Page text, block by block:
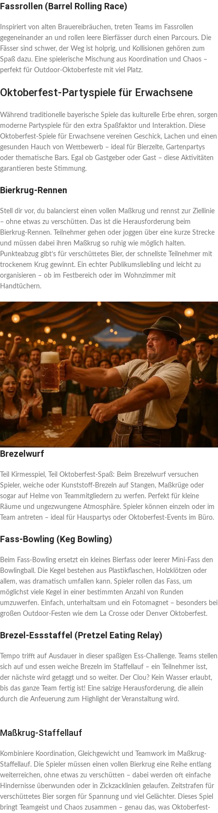
Fassrollen (Barrel Rolling Race)
Inspiriert von alten Brauereibräuchen, treten Teams im Fassrollen
gegeneinander an und rollen leere Bierfässer durch einen Parcours. Die
Fässer sind schwer, der Weg ist holprig, und Kollisionen gehören zum
Spaß dazu. Eine spielerische Mischung aus Koordination und Chaos –
perfekt für Outdoor-Oktoberfeste mit viel Platz.
Oktoberfest-Partyspiele für Erwachsene
Während traditionelle bayerische Spiele das kulturelle Erbe ehren, sorgen
moderne Partyspiele für den extra Spaßfaktor und Interaktion. Diese
Oktoberfest-Spiele für Erwachsene vereinen Geschick, Lachen und einen
gesunden Hauch von Wettbewerb – ideal für Bierzelte, Gartenpartys
oder thematische Bars. Egal ob Gastgeber oder Gast – diese Aktivitäten
garantieren beste Stimmung.
Bierkrug-Rennen
Stell dir vor, du balancierst einen vollen Maßkrug und rennst zur Ziellinie
– ohne etwas zu verschütten. Das ist die Herausforderung beim
Bierkrug-Rennen. Teilnehmer gehen oder joggen über eine kurze Strecke
und müssen dabei ihren Maßkrug so ruhig wie möglich halten.
Punkteabzug gibt’s für verschüttetes Bier, der schnellste Teilnehmer mit
trockenem Krug gewinnt. Ein echter Publikumsliebling und leicht zu
organisieren – ob im Festbereich oder im Wohnzimmer mit
Handtüchern.
Brezelwurf
Teil Kirmesspiel, Teil Oktoberfest-Spaß: Beim Brezelwurf versuchen
Spieler, weiche oder Kunststoff-Brezeln auf Stangen, Maßkrüge oder
sogar auf Helme von Teammitgliedern zu werfen. Perfekt für kleine
Räume und ungezwungene Atmosphäre. Spieler können einzeln oder im
Team antreten – ideal für Hauspartys oder Oktoberfest-Events im Büro.
Fass-Bowling (Keg Bowling)
Beim Fass-Bowling ersetzt ein kleines Bierfass oder leerer Mini-Fass den
Bowlingball. Die Kegel bestehen aus Plastikflaschen, Holzklötzen oder
allem, was dramatisch umfallen kann. Spieler rollen das Fass, um
möglichst viele Kegel in einer bestimmten Anzahl von Runden
umzuwerfen. Einfach, unterhaltsam und ein Fotomagnet – besonders bei
großen Outdoor-Festen wie dem La Crosse oder Denver Oktoberfest.
Brezel-Essstaffel (Pretzel Eating Relay)
Tempo trifft auf Ausdauer in dieser spaßigen Ess-Challenge. Teams stellen
sich auf und essen weiche Brezeln im Staffellauf – ein Teilnehmer isst,
der nächste wird getaggt und so weiter. Der Clou? Kein Wasser erlaubt,
bis das ganze Team fertig ist! Eine salzige Herausforderung, die allein
durch die Anfeuerung zum Highlight der Veranstaltung wird.
Maßkrug-Staffellauf
Kombiniere Koordination, Gleichgewicht und Teamwork im Maßkrug-
Staffellauf. Die Spieler müssen einen vollen Bierkrug eine Reihe entlang
weiterreichen, ohne etwas zu verschütten – dabei werden oft einfache
Hindernisse überwunden oder in Zickzacklinien gelaufen. Zeitstrafen für
verschüttetes Bier sorgen für Spannung und viel Gelächter. Dieses Spiel
bringt Teamgeist und Chaos zusammen – genau das, was Oktoberfest-